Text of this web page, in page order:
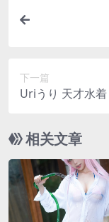
下一篇
Uriうり 天才水
相关文章